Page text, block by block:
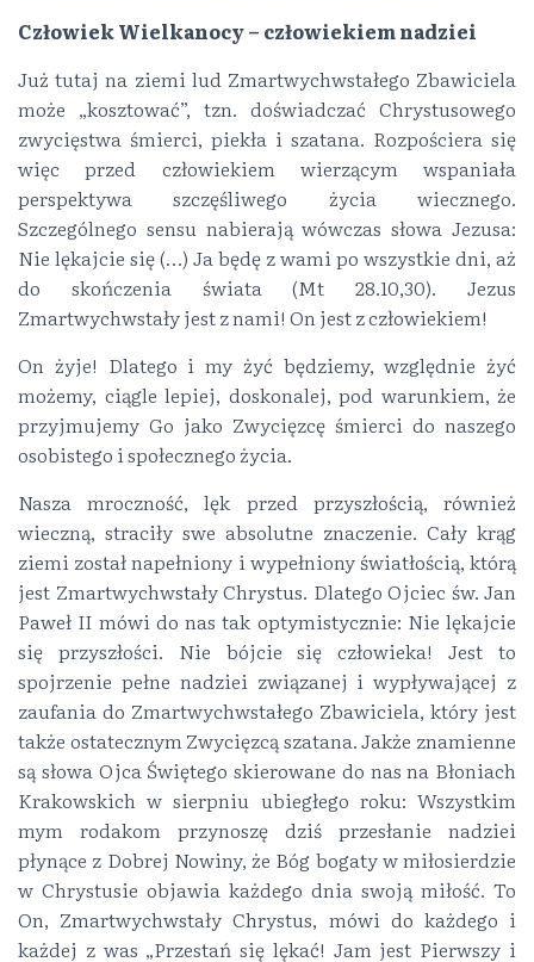
Człowiek Wielkanocy – człowiekiem nadziei
Już tutaj na ziemi lud Zmartwychwstałego Zbawiciela
może „kosztować”, tzn. doświadczać Chrystusowego
zwycięstwa śmierci, piekła i szatana. Rozpościera się
więc przed człowiekiem wierzącym wspaniała
perspektywa szczęśliwego życia wiecznego.
Szczególnego sensu nabierają wówczas słowa Jezusa:
Nie lękajcie się (…) Ja będę z wami po wszystkie dni, aż
do skończenia świata (Mt 28.10,30). Jezus
Zmartwychwstały jest z nami! On jest z człowiekiem!
On żyje! Dlatego i my żyć będziemy, względnie żyć
możemy, ciągle lepiej, doskonalej, pod warunkiem, że
przyjmujemy Go jako Zwycięzcę śmierci do naszego
osobistego i społecznego życia.
Nasza mroczność, lęk przed przyszłością, również
wieczną, straciły swe absolutne znaczenie. Cały krąg
ziemi został napełniony i wypełniony światłością, którą
jest Zmartwychwstały Chrystus. Dlatego Ojciec św. Jan
Paweł II mówi do nas tak optymistycznie: Nie lękajcie
się przyszłości. Nie bójcie się człowieka! Jest to
spojrzenie pełne nadziei związanej i wypływającej z
zaufania do Zmartwychwstałego Zbawiciela, który jest
także ostatecznym Zwycięzcą szatana. Jakże znamienne
są słowa Ojca Świętego skierowane do nas na Błoniach
Krakowskich w sierpniu ubiegłego roku: Wszystkim
mym rodakom przynoszę dziś przesłanie nadziei
płynące z Dobrej Nowiny, że Bóg bogaty w miłosierdzie
w Chrystusie objawia każdego dnia swoją miłość. To
On, Zmartwychwstały Chrystus, mówi do każdego i
każdej z was „Przestań się lękać! Jam jest Pierwszy i